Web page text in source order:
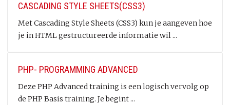
CASCADING STYLE SHEETS(CSS3)
Met Cascading Style Sheets (CSS3) kun je aangeven hoe
je in HTML gestructureerde informatie wil ...
PHP- PROGRAMMING ADVANCED
Deze PHP Advanced training is een logisch vervolg op
de PHP Basis training. Je begint ...